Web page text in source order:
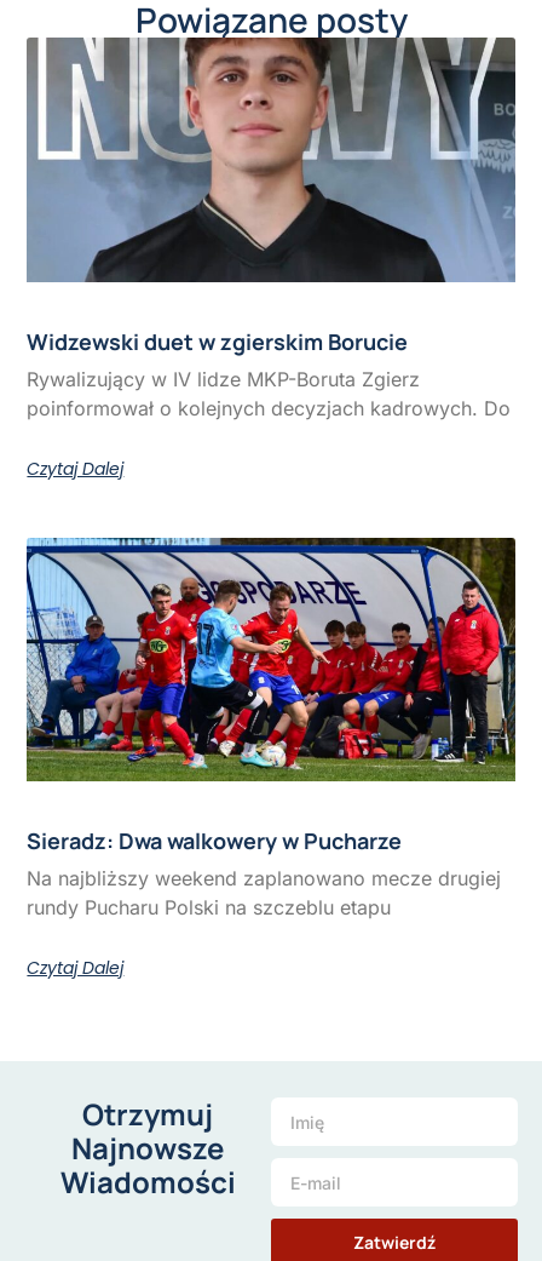
Powiązane posty
Widzewski duet w zgierskim Borucie
Rywalizujący w IV lidze MKP-Boruta Zgierz
poinformował o kolejnych decyzjach kadrowych. Do
Czytaj Dalej
Sieradz: Dwa walkowery w Pucharze
Na najbliższy weekend zaplanowano mecze drugiej
rundy Pucharu Polski na szczeblu etapu
Czytaj Dalej
Otrzymuj
Najnowsze
Wiadomości
Zatwierdź